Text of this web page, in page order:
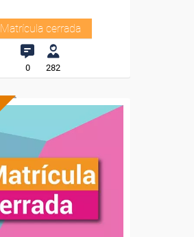
Matrícula cerrada
0 282